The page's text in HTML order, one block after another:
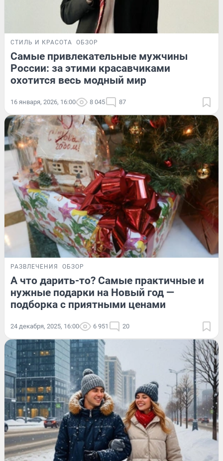
СТИЛЬ И КРАСОТА ОБЗОР
Самые привлекательные мужчины
России: за этими красавчиками
охотится весь модный мир
16 января, 2026, 16:00 8 045 87
РАЗВЛЕЧЕНИЯ ОБЗОР
А что дарить-то? Самые практичные и
нужные подарки на Новый год —
подборка с приятными ценами
24 декабря, 2025, 16:00 6 951 20